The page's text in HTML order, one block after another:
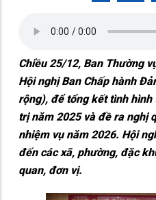
Chiều 25/12, Ban Thường
Hội nghị Ban Chấp hành
rộng), để tổng kết tình
trị năm 2025 và đề ra nghị
nhiệm vụ năm 2026. Hội
đến các xã, phường, đặc
quan, đơn vị.